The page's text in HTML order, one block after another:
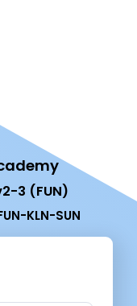
3 (FUN)
KLN-SUN